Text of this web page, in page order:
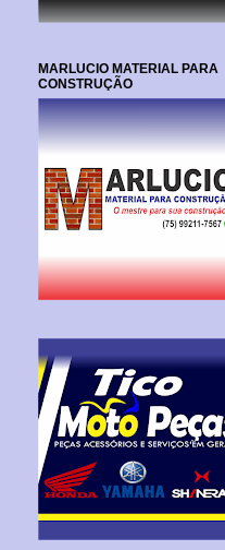
MARLUCIO MATERIAL PARA
CONSTRUÇÃO